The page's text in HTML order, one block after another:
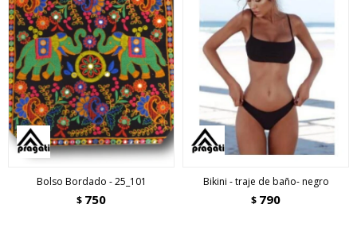
Bolso Bordado - 25_101
$ 750
Bikini - traje de baño- negro
$ 790